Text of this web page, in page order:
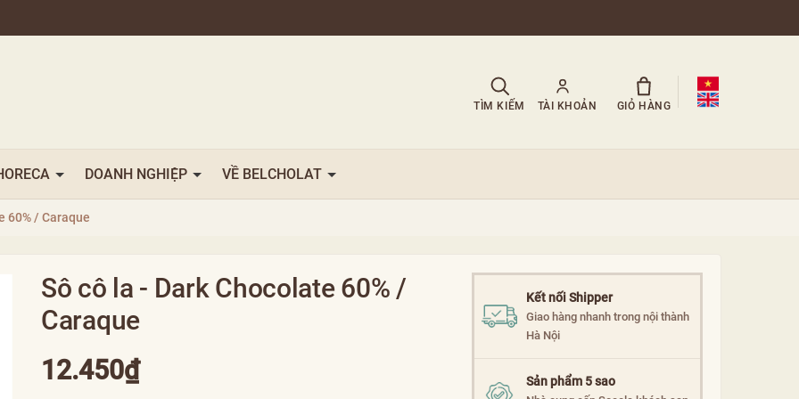
TÌM KIẾM TÀI KHOẢN GIỎ HÀNG
DOANH NGHIỆP VỀ BELCHOLAT
60% / Caraque
Sô cô la - Dark Chocolate 60% /
Caraque
12.450₫
Kết nối Shipper
Giao hàng nhanh trong nội thành
Hà Nội
Sản phẩm 5 sao